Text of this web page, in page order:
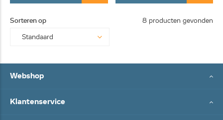
Sorteren op 8 producten gevonden
Webshop
Klantenservice